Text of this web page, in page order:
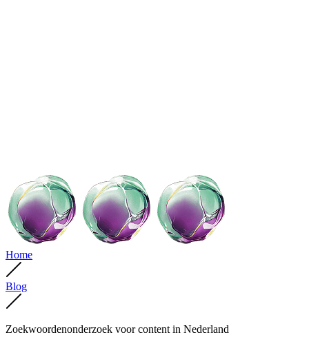
Home
Blog
Zoekwoordenonderzoek voor content in Nederland